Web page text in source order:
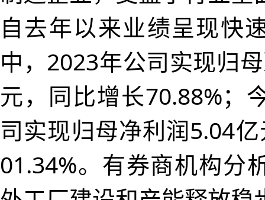
自去年以来业绩呈现快
中，2023年公司实现归
元，同比增长70.88%；
司实现归母净利润5.04
01.34%。有券商机构分